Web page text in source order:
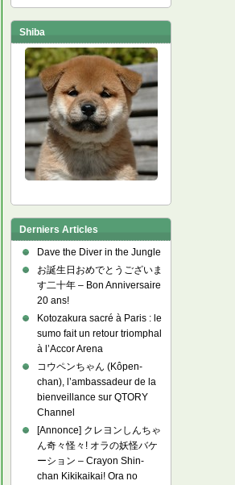
Shiba
Derniers Articles
Dave the Diver in the Jungle
お誕生日おめでとうございま
す二十年 – Bon Anniversaire
20 ans!
Kotozakura sacré à Paris : le
sumo fait un retour triomphal
à l’Accor Arena
コウペンちゃん (Kôpen-
chan), l’ambassadeur de la
bienveillance sur QTORY
Channel
[Annonce] クレヨンしんちゃ
ん奇々怪々! オラの妖怪バケ
ーション – Crayon Shin-
chan Kikikaikai! Ora no